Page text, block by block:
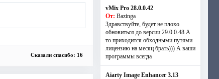
Сказали спасибо: 16
vMix Pro 28.0.0.42
От: Bazinga
Здравствуйте, будет не плохо
обновиться до версии 29.0.0.48 А
то приходится обходными путями
лицензию на месяц брать))) А ваши
программы всегда
Aiarty Image Enhancer 3.13